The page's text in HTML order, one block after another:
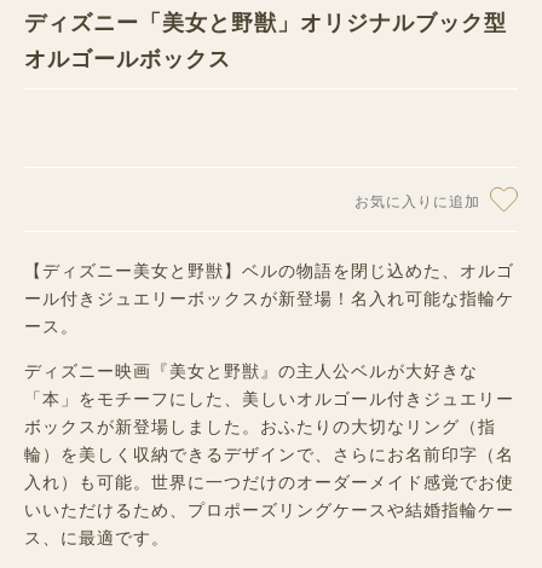
ディズニー「美女と野獣」オリジナルブック型
オルゴールボックス
お気に入りに追加
【ディズニー美女と野獣】ベルの物語を閉じ込めた、オルゴ
ール付きジュエリーボックスが新登場！名入れ可能な指輪ケ
ース。
ディズニー映画『美女と野獣』の主人公ベルが大好きな
「本」をモチーフにした、美しいオルゴール付きジュエリー
ボックスが新登場しました。おふたりの大切なリング（指
輪）を美しく収納できるデザインで、さらにお名前印字（名
入れ）も可能。世界に一つだけのオーダーメイド感覚でお使
いいただけるため、プロポーズリングケースや結婚指輪ケー
ス、に最適です。